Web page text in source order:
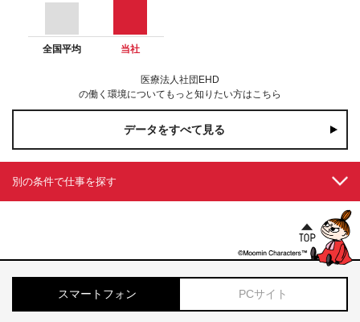
全国平均 当社
医療法人社団EHD
の働く環境についてもっと知りたい方はこちら
データをすべて見る
別の条件で仕事を探す
スマートフォン PCサイト